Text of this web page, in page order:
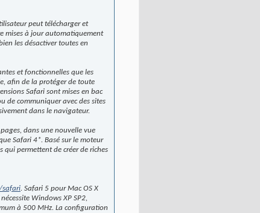
peut télécharger et
mises à jour automatiquement
les désactiver toutes en
et fonctionnelles que les
afin de la protéger de toute
Safari sont mises en bac
de communiquer avec des sites
dans le navigateur.
dans une nouvelle vue
Safari 4*. Basé sur le moteur
permettent de créer de riches
safari. Safari 5 pour Mac OS X
Windows XP SP2,
à 500 MHz. La configuration